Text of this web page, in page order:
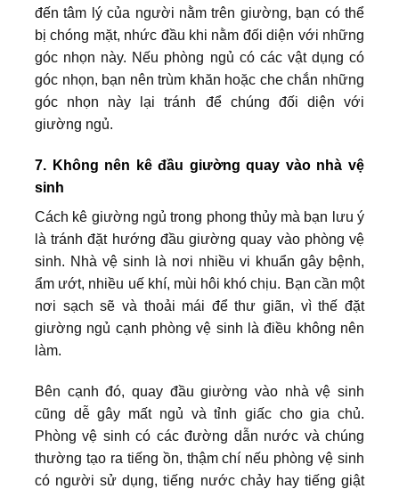
đến tâm lý của người nằm trên giường, bạn có thể
bị chóng mặt, nhức đầu khi nằm đối diện với những
góc nhọn này. Nếu phòng ngủ có các vật dụng có
góc nhọn, bạn nên trùm khăn hoặc che chắn những
góc nhọn này lại tránh để chúng đối diện với
giường ngủ.
7. Không nên kê đầu giường quay vào nhà vệ
sinh
Cách kê giường ngủ trong phong thủy mà bạn lưu ý
là tránh đặt hướng đầu giường quay vào phòng vệ
sinh. Nhà vệ sinh là nơi nhiều vi khuẩn gây bệnh,
ẩm ướt, nhiều uế khí, mùi hôi khó chịu. Bạn cần một
nơi sạch sẽ và thoải mái để thư giãn, vì thế đặt
giường ngủ cạnh phòng vệ sinh là điều không nên
làm.
Bên cạnh đó, quay đầu giường vào nhà vệ sinh
cũng dễ gây mất ngủ và tỉnh giấc cho gia chủ.
Phòng vệ sinh có các đường dẫn nước và chúng
thường tạo ra tiếng ồn, thậm chí nếu phòng vệ sinh
có người sử dụng, tiếng nước chảy hay tiếng giật